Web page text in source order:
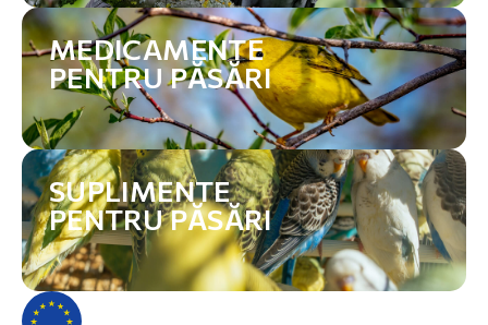
MEDICAMENTE
PENTRU PĂSĂRI
SUPLIMENTE
PENTRU PĂSĂRI